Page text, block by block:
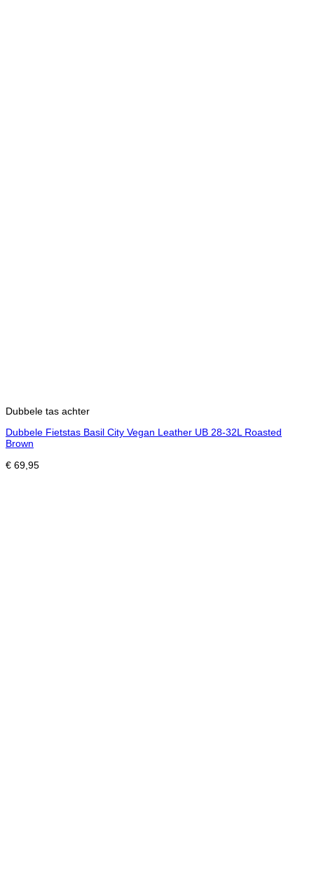
Dubbele tas achter
Dubbele Fietstas Basil City Vegan Leather UB 28-32L Roasted
Brown
€ 69,95